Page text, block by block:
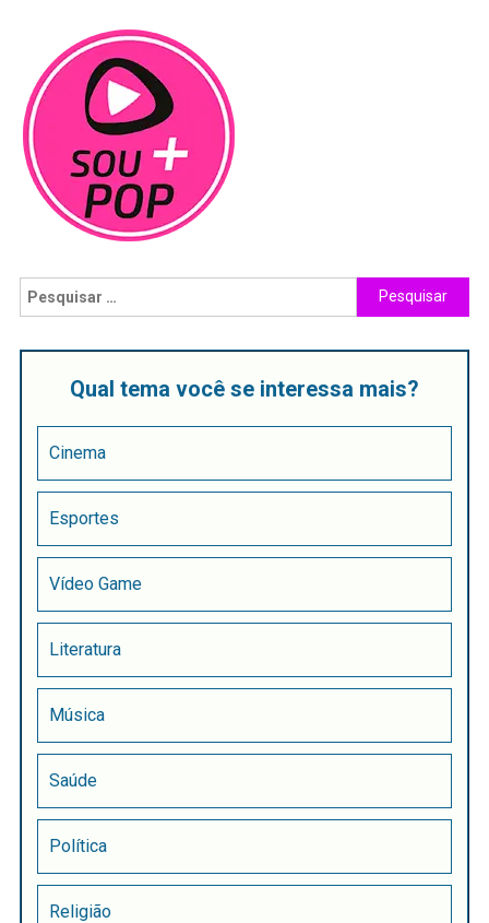
Qual tema você se interessa mais?
Cinema
Esportes
Vídeo Game
Literatura
Música
Saúde
Política
Religião